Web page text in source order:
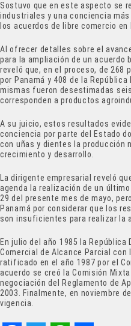
Sostuvo que en este aspecto se
industriales y una conciencia
los acuerdos de libre comercio en
Al ofrecer detalles sobre el
para la ampliación de un acuerdo
reveló que, en el proceso, de 268
por Panamá y 408 de la
mismas fueron desestimadas
corresponden a productos
A su juicio, estos resultados
conciencia por parte del Estado
con uñas y dientes la producción
crecimiento y desarrollo.
La dirigente empresarial reveló
agenda la realización de un
29 del presente mes de mayo,
Panamá por considerar que los
son insuficientes para realizar la
En julio del año 1985 la
Comercial de Alcance Parcial
ratificado en el año 1987 por el
acuerdo se creó la Comisión
negociación del Reglamento de
2003. Finalmente, en noviembre
vigencia.